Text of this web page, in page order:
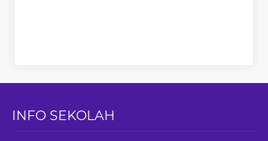
INFO SEKOLAH